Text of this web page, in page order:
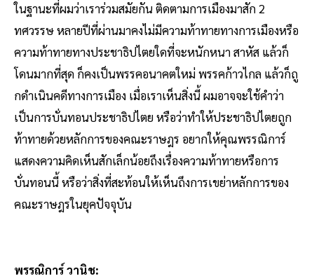
ในฐานะที่ผมว่าเราร่วมสมัยกัน ติดตามการเมืองมาสัก 2
ทศวรรษ หลายปีที่ผ่านมาคงไม่มีความท้าทายทางการเมืองหรือ
ความท้าทายทางประชาธิปไตยใดที่จะหนักหนา สาหัส แล้วก็
โดนมากที่สุด ก็คงเป็นพรรคอนาคตใหม่ พรรคก้าวไกล แล้วก็ถู
กดําเนินคดีทางการเมือง เมื่อเราเห็นสิ่งนี้ ผมอาจจะใช้คําว่า
เป็นการบั่นทอนประชาธิปไตย หรือว่าทําให้ประชาธิปไตยถูก
ท้าทายด้วยหลักการของคณะราษฎร อยากให้คุณพรรณิการ์
แสดงความคิดเห็นสักเล็กน้อยถึงเรื่องความท้าทายหรือการ
บั่นทอนนี้ หรือว่าสิ่งที่สะท้อนให้เห็นถึงการเขย่าหลักการของ
คณะราษฎรในยุคปัจจุบัน
พรรณิการ์ วานิช: